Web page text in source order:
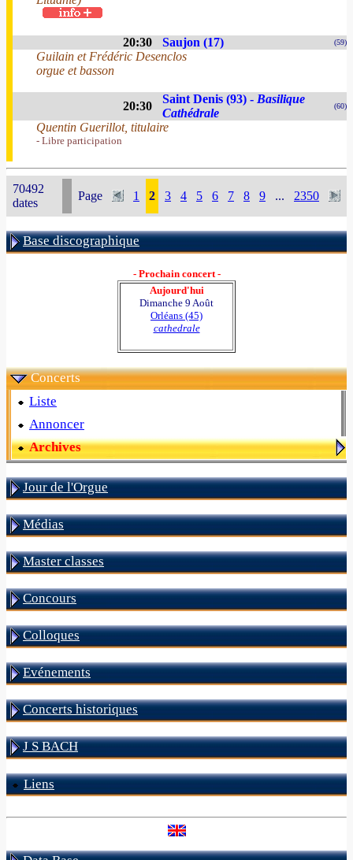
20:30 Saujon (17) (59)
Guilain et Frédéric Desenclos
orgue et basson
20:30
Saint Denis (93) - Basilique
Cathédrale
(60)
Quentin Guerillot, titulaire
- Libre participation
70492
dates
Page 1 2 3 4 5 6 7 8 9 ... 2350
Base discographique
- Prochain concert -
Aujourd'hui
Dimanche 9 Août
Orléans (45)
cathedrale
Concerts
Liste
Annoncer
Archives
Jour de l'Orgue
Médias
Master classes
Concours
Colloques
Evénements
Concerts historiques
J S BACH
Liens